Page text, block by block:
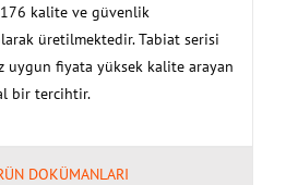
kalite ve güvenlik
üretilmektedir. Tabiat serisi
uygun fiyata yüksek kalite arayan
bir tercihtir.
DOKÜMANLARI